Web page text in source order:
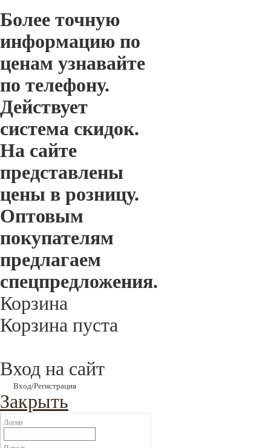
Более точную
информацию по
ценам узнавайте
по телефону.
Действует
система скидок.
На сайте
представлены
цены в розницу.
Оптовым
покупателям
предлагаем
спецпредложения.
Корзина
Корзина пуста
Вход на сайт
Вход/Регистрация
Закрыть
Логин